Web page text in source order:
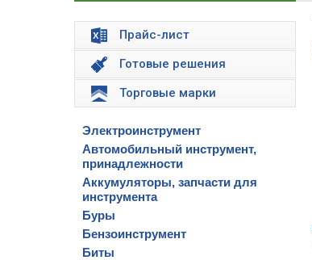
Прайс-лист
Готовые решения
Торговые марки
Электроинструмент
Автомобильный инструмент,
принадлежности
Аккумуляторы, запчасти для
инструмента
Буры
Бензоинструмент
Биты